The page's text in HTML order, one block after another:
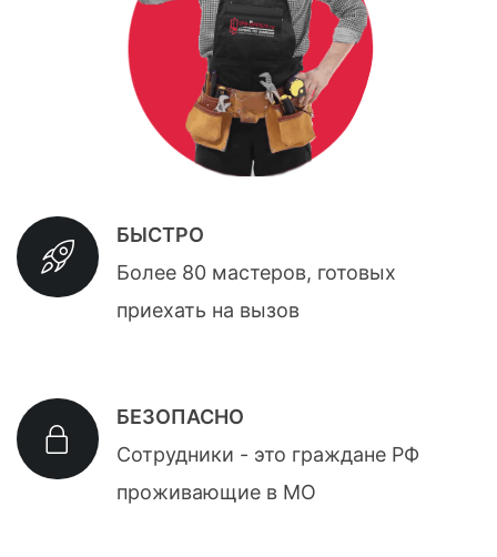
БЫСТРО
Более 80 мастеров, готовых
приехать на вызов
БЕЗОПАСНО
Сотрудники - это граждане РФ
проживающие в МО